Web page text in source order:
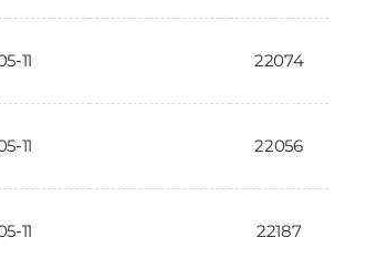
11 22074
11 22056
11 22187